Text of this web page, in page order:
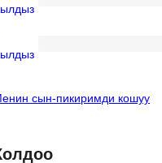
сын-пикиримди кошуу